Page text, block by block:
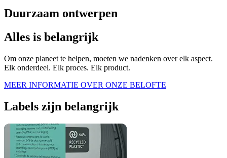
Duurzaam ontwerpen
Alles is belangrijk
Om onze planeet te helpen, moeten we nadenken over elk aspect.
Elk onderdeel. Elk proces. Elk product.
MEER INFORMATIE OVER ONZE BELOFTE
Labels zijn belangrijk